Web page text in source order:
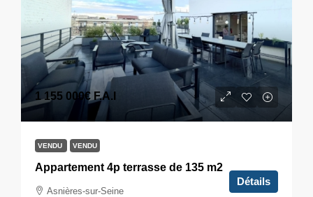
1 155 000€ F.A.I
VENDU VENDU
Appartement 4p terrasse de 135 m2
Asnières-sur-Seine
Détails